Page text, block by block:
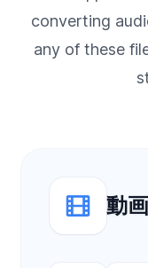
converting
any of these
動画